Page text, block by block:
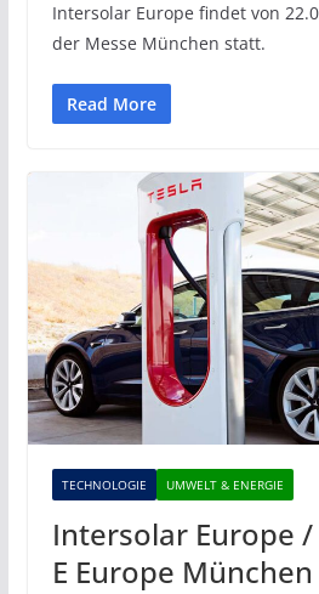
Intersolar Europe findet von
der Messe München statt.
Read More
TECHNOLOGIE UMWELT & ENERGIE
Intersolar Europe
E Europe